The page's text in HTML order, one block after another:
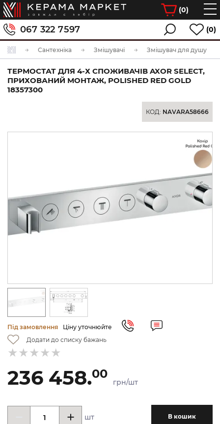
(0)
067 322 7597 (0)
Сантехніка Змішувачі Змішувач для душу
ТЕРМОСТАТ ДЛЯ 4-Х СПОЖИВАЧІВ AXOR SELECT,
ПРИХОВАНИЙ МОНТАЖ, POLISHED RED GOLD
18357300
КОД: NAVARA58666
Під замовлення
Ціну уточнюйте
Додати до списку бажань
236 458.00
грн/шт
шт В кошик